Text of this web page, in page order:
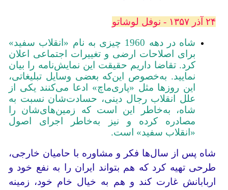
۲۴ آذر ۱۳۵۷ - نوفل لوشاتو
شاه در دهه 1960 چیزی به نام «انقلاب سفید»
برای اصلاحات ارضی و تغییرات اجتماعی اعلان
کرد. تقاضا داریم حقیقت این نمایش‌نامه را بیان
نمایید. به‌خصوص این‌که بعضی وسایل تبلیغاتی،
این روزها مثل «پاری‌ماچ» ادعا می‌کنند یکی از
علل انقلاب رجال دینی، حسادت‌شان نسبت به
شاه، به‌خاطر این است که زمین‌های‌شان را
مصادره کرده و نیز به‌خاطر اجرای اصول
«انقلاب سفید» است.
شاه پس از سال‌ها فکر و مشاوره با حامیان خارجی،
طرحی تهیه کرد که هم بتواند ایران را به نفع خود و
اربابانش غارت کند و هم به خیال خام خود، زمینه